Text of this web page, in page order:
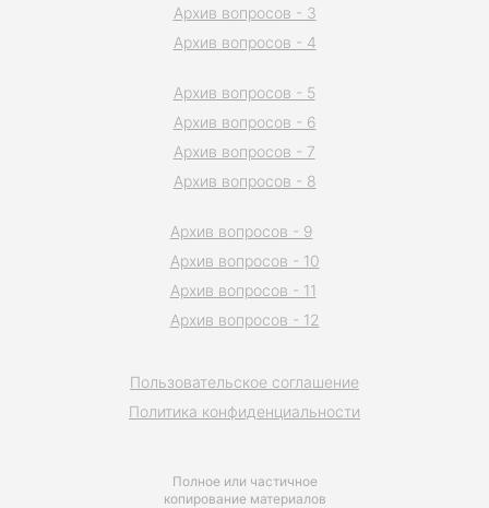
Полное или частичное
копирование материалов
Пользовательское соглашение
Политика конфиденциальности
Архив вопросов - 3
Архив вопросов - 4
Архив вопросов - 5
Архив вопросов - 6
Архив вопросов - 7
Архив вопросов - 8
Архив вопросов - 9
Архив вопросов - 10
Архив вопросов - 11
Архив вопросов - 12